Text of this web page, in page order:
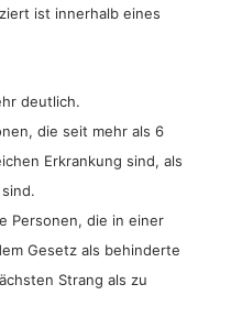
ist innerhalb eines
deutlich.
die seit mehr als 6
Erkrankung sind, als
Personen, die in einer
Gesetz als behinderte
Strang als zu